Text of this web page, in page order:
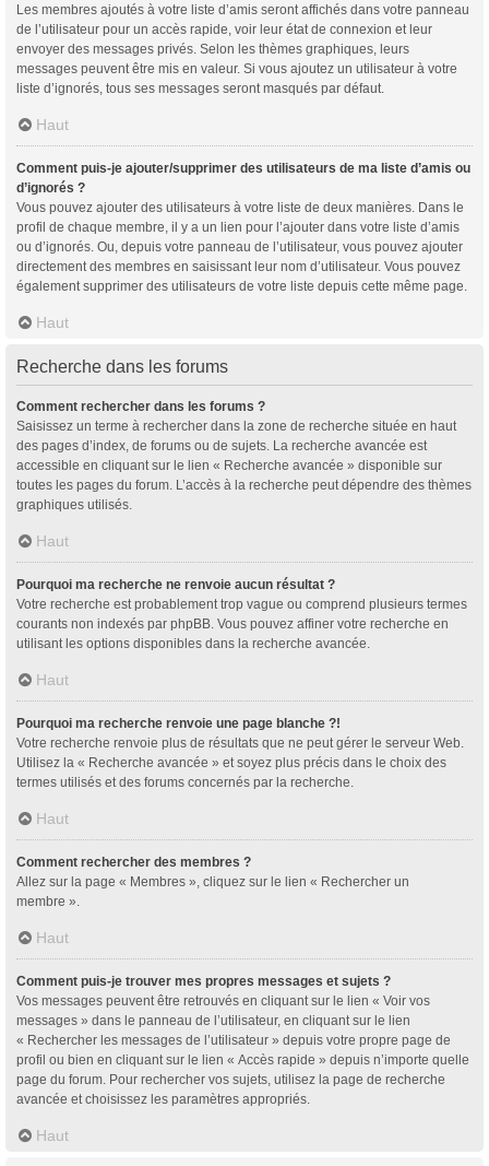
Les membres ajoutés à votre liste d’amis seront affichés dans votre panneau
de l’utilisateur pour un accès rapide, voir leur état de connexion et leur
envoyer des messages privés. Selon les thèmes graphiques, leurs
messages peuvent être mis en valeur. Si vous ajoutez un utilisateur à votre
liste d’ignorés, tous ses messages seront masqués par défaut.
Haut
Comment puis-je ajouter/supprimer des utilisateurs de ma liste d’amis ou
d’ignorés ?
Vous pouvez ajouter des utilisateurs à votre liste de deux manières. Dans le
profil de chaque membre, il y a un lien pour l’ajouter dans votre liste d’amis
ou d’ignorés. Ou, depuis votre panneau de l’utilisateur, vous pouvez ajouter
directement des membres en saisissant leur nom d’utilisateur. Vous pouvez
également supprimer des utilisateurs de votre liste depuis cette même page.
Haut
Recherche dans les forums
Comment rechercher dans les forums ?
Saisissez un terme à rechercher dans la zone de recherche située en haut
des pages d’index, de forums ou de sujets. La recherche avancée est
accessible en cliquant sur le lien « Recherche avancée » disponible sur
toutes les pages du forum. L’accès à la recherche peut dépendre des thèmes
graphiques utilisés.
Haut
Pourquoi ma recherche ne renvoie aucun résultat ?
Votre recherche est probablement trop vague ou comprend plusieurs termes
courants non indexés par phpBB. Vous pouvez affiner votre recherche en
utilisant les options disponibles dans la recherche avancée.
Haut
Pourquoi ma recherche renvoie une page blanche ?!
Votre recherche renvoie plus de résultats que ne peut gérer le serveur Web.
Utilisez la « Recherche avancée » et soyez plus précis dans le choix des
termes utilisés et des forums concernés par la recherche.
Haut
Comment rechercher des membres ?
Allez sur la page « Membres », cliquez sur le lien « Rechercher un
membre ».
Haut
Comment puis-je trouver mes propres messages et sujets ?
Vos messages peuvent être retrouvés en cliquant sur le lien « Voir vos
messages » dans le panneau de l’utilisateur, en cliquant sur le lien
« Rechercher les messages de l’utilisateur » depuis votre propre page de
profil ou bien en cliquant sur le lien « Accès rapide » depuis n’importe quelle
page du forum. Pour rechercher vos sujets, utilisez la page de recherche
avancée et choisissez les paramètres appropriés.
Haut